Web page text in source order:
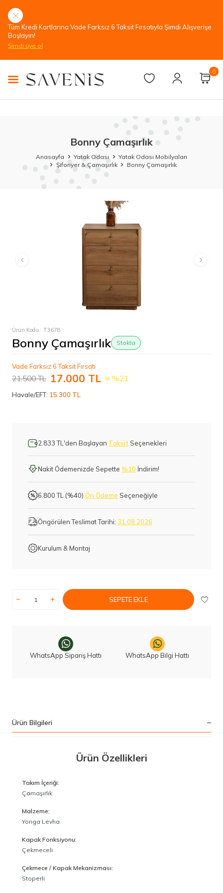
Tüm Kredi Kartlarına Vade Farksız 6 Taksit Fırsatıyla Şimdi Alışverişe
Başlayın!
Şimdi üye ol
0
Bonny Çamaşırlık
Anasayfa Yatak Odası
Yatak Odası Mobilyaları
Şifonyer & Çamaşırlık
Bonny Çamaşırlık
Ürün Kodu : T3678
Bonny Çamaşırlık Stokta
Vade Farksız 6 Taksit Fırsatı
21.500TL 17.000 TL %21
Havale/EFT: 15.300 TL
2.833 TL'den Başlayan Taksit Seçenekleri
Nakit Ödemenizde Sepette %10 İndirim!
6.800 TL (%40) Ön Ödeme Seçeneğiyle
Öngörülen Teslimat Tarihi: 31.08.2026
Kurulum & Montaj
SEPETE EKLE
WhatsApp Sipariş Hattı WhatsApp Bilgi Hattı
Ürün Bilgileri
Ürün Özellikleri
Takım İçeriği:
Çamaşırlık
Malzeme:
Yonga Levha
Kapak Fonksiyonu:
Çekmeceli
Çekmece / Kapak Mekanizması:
Stoperli